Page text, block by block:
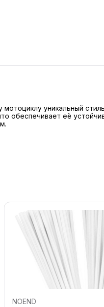
уникальный
обеспечивает её
NOEND